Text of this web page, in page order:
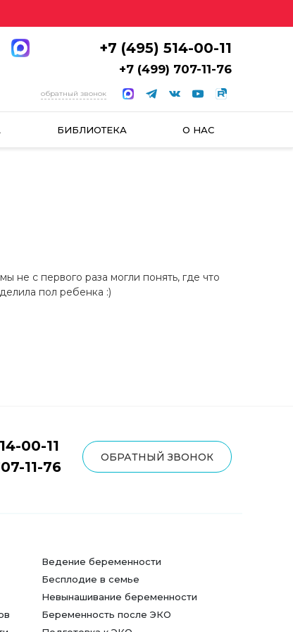
+7 (495) 514-00-11
+7 (499) 707-11-76
обратный звонок
БИБЛИОТЕКА О НАС
не с первого раза могли понять, где что
пол ребенка :)
00-11
11-76
ОБРАТНЫЙ ЗВОНОК
Ведение беременности
Бесплодие в семье
Невынашивание беременности
Беременность после ЭКО